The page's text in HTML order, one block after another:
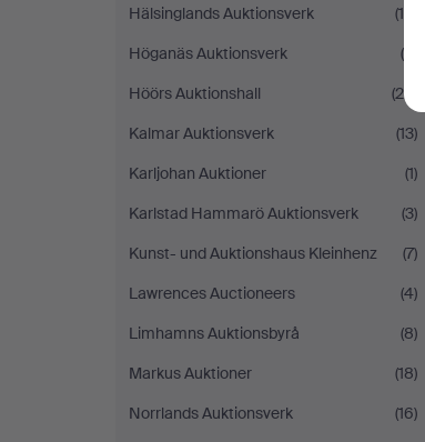
Hälsinglands Auktionsverk
(16)
Höganäs Auktionsverk
(4)
Höörs Auktionshall
(20)
Kalmar Auktionsverk
(13)
Karljohan Auktioner
(1)
Karlstad Hammarö Auktionsverk
(3)
Kunst- und Auktionshaus Kleinhenz
(7)
Lawrences Auctioneers
(4)
Limhamns Auktionsbyrå
(8)
Markus Auktioner
(18)
Norrlands Auktionsverk
(16)